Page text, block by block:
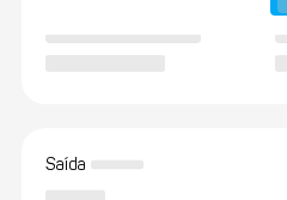
Saída